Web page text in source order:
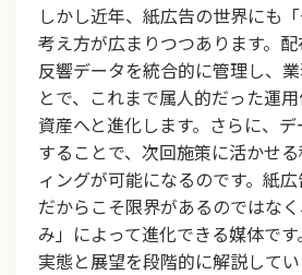
しかし近年、紙広告の世界にも
考え方が広まりつつあります。配
反響データを統合的に管理し、
とで、これまで属人的だった運
資産へと進化します。さらに、
することで、次回施策に活かせ
ィングが可能になるのです。紙広
だからこそ限界があるのではな
み」によって進化できる媒体で
実態と展望を段階的に解説してい